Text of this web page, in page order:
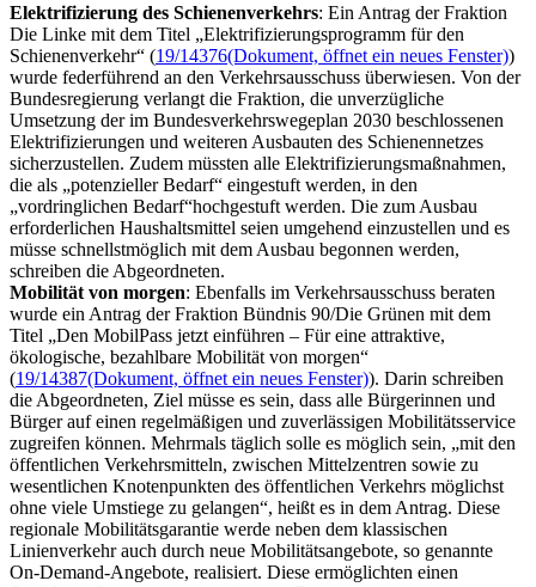
Elektrifizierung des Schienenverkehrs: Ein Antrag der Fraktion
Die Linke mit dem Titel „Elektrifizierungsprogramm für den
Schienenverkehr“ (19/14376(Dokument, öffnet ein neues Fenster))
wurde federführend an den Verkehrsausschuss überwiesen. Von der
Bundesregierung verlangt die Fraktion, die unverzügliche
Umsetzung der im Bundesverkehrswegeplan 2030 beschlossenen
Elektrifizierungen und weiteren Ausbauten des Schienennetzes
sicherzustellen. Zudem müssten alle Elektrifizierungsmaßnahmen,
die als „potenzieller Bedarf“ eingestuft werden, in den
„vordringlichen Bedarf“hochgestuft werden. Die zum Ausbau
erforderlichen Haushaltsmittel seien umgehend einzustellen und es
müsse schnellstmöglich mit dem Ausbau begonnen werden,
schreiben die Abgeordneten.
Mobilität von morgen: Ebenfalls im Verkehrsausschuss beraten
wurde ein Antrag der Fraktion Bündnis 90/Die Grünen mit dem
Titel „Den MobilPass jetzt einführen – Für eine attraktive,
ökologische, bezahlbare Mobilität von morgen“
(19/14387(Dokument, öffnet ein neues Fenster)). Darin schreiben
die Abgeordneten, Ziel müsse es sein, dass alle Bürgerinnen und
Bürger auf einen regelmäßigen und zuverlässigen Mobilitätsservice
zugreifen können. Mehrmals täglich solle es möglich sein, „mit den
öffentlichen Verkehrsmitteln, zwischen Mittelzentren sowie zu
wesentlichen Knotenpunkten des öffentlichen Verkehrs möglichst
ohne viele Umstiege zu gelangen“, heißt es in dem Antrag. Diese
regionale Mobilitätsgarantie werde neben dem klassischen
Linienverkehr auch durch neue Mobilitätsangebote, so genannte
On-Demand-Angebote, realisiert. Diese ermöglichten einen